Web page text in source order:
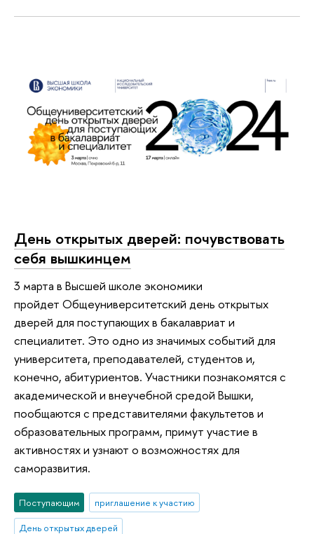
День открытых дверей: почувствовать
себя вышкинцем
3 марта в Высшей школе экономики
пройдет Общеуниверситетский день открытых
дверей для поступающих в бакалавриат и
специалитет. Это одно из значимых событий для
университета, преподавателей, студентов и,
конечно, абитуриентов. Участники познакомятся с
академической и внеучебной средой Вышки,
пообщаются с представителями факультетов и
образовательных программ, примут участие в
активностях и узнают о возможностях для
саморазвития.
Поступающим
приглашение к участию
День открытых дверей